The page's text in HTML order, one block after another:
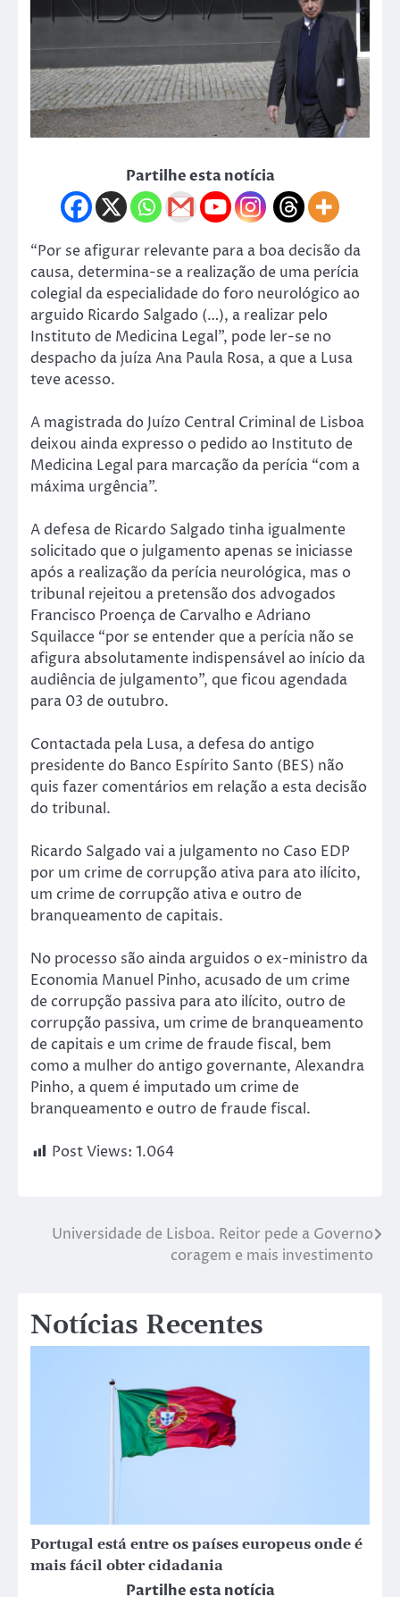
Partilhe esta notícia
“Por se afigurar relevante para a boa decisão da
causa, determina-se a realização de uma perícia
colegial da especialidade do foro neurológico ao
arguido Ricardo Salgado (…), a realizar pelo
Instituto de Medicina Legal”, pode ler-se no
despacho da juíza Ana Paula Rosa, a que a Lusa
teve acesso.
A magistrada do Juízo Central Criminal de Lisboa
deixou ainda expresso o pedido ao Instituto de
Medicina Legal para marcação da perícia “com a
máxima urgência”.
A defesa de Ricardo Salgado tinha igualmente
solicitado que o julgamento apenas se iniciasse
após a realização da perícia neurológica, mas o
tribunal rejeitou a pretensão dos advogados
Francisco Proença de Carvalho e Adriano
Squilacce “por se entender que a perícia não se
afigura absolutamente indispensável ao início da
audiência de julgamento”, que ficou agendada
para 03 de outubro.
Contactada pela Lusa, a defesa do antigo
presidente do Banco Espírito Santo (BES) não
quis fazer comentários em relação a esta decisão
do tribunal.
Ricardo Salgado vai a julgamento no Caso EDP
por um crime de corrupção ativa para ato ilícito,
um crime de corrupção ativa e outro de
branqueamento de capitais.
No processo são ainda arguidos o ex-ministro da
Economia Manuel Pinho, acusado de um crime
de corrupção passiva para ato ilícito, outro de
corrupção passiva, um crime de branqueamento
de capitais e um crime de fraude fiscal, bem
como a mulher do antigo governante, Alexandra
Pinho, a quem é imputado um crime de
branqueamento e outro de fraude fiscal.
Post Views: 1.064
Universidade de Lisboa. Reitor pede a Governo
coragem e mais investimento
Notícias Recentes
Portugal está entre os países europeus onde é
mais fácil obter cidadania
Partilhe esta notícia